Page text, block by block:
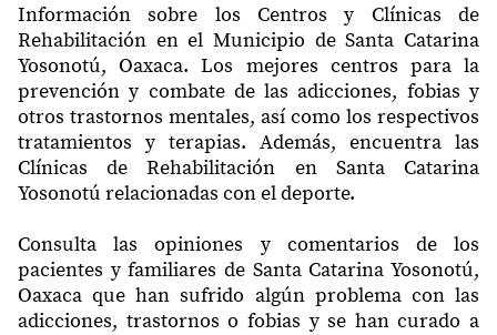
Información sobre los Centros y Clínicas de
Rehabilitación en el Municipio de Santa Catarina
Yosonotú, Oaxaca. Los mejores centros para la
prevención y combate de las adicciones, fobias y
otros trastornos mentales, así como los respectivos
tratamientos y terapias. Además, encuentra las
Clínicas de Rehabilitación en Santa Catarina
Yosonotú relacionadas con el deporte.
Consulta las opiniones y comentarios de los
pacientes y familiares de Santa Catarina Yosonotú,
Oaxaca que han sufrido algún problema con las
adicciones, trastornos o fobias y se han curado a